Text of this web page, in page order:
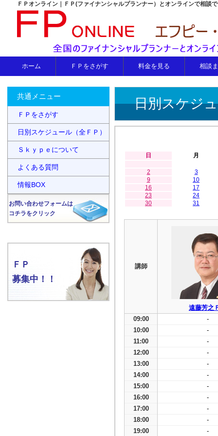
ＦＰオンライン｜ＦＰ(ファイナンシャルプランナー）とオンラインで相談
ホーム ＦＰをさがす 料金を見る 相談
日別スケジ
日 月
2
3
9
10
16
17
23
24
30
31
講師
遠藤芳之
09:00
-
10:00
-
11:00
-
12:00
-
13:00
-
14:00
-
15:00
-
16:00
-
17:00
-
18:00
-
19:00
-
共通メニュー
ＦＰをさがす
日別スケジュール（全ＦＰ）
Ｓｋｙｐｅについて
よくある質問
情報BOX
お問い合わせフォームは
コチラをクリック
ＦＰ
募集中！！